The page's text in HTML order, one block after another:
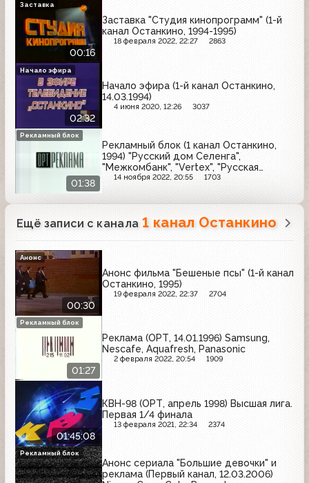
00:16
Заставка "Студия кинопрограмм" (1-й
канал Останкино, 1994-1995)
18 февраля 2022, 22:27 2863
Заставка
02:32
Начало эфира (1-й канал Останкино,
14.03.1994)
4 июня 2020, 12:26 3037
Начало эфира
01:38
Рекламный блок (1 канал Останкино,
1994) "Русский дом Селенга",
"Межкомбанк", "Vertex", "Русская
Недвижимость"
14 ноября 2022, 20:55 1703
Рекламный блок
Ещё записи с канала 1 канал Останкино
00:30
Анонс фильма "Бешеные псы" (1-й канал
Останкино, 1995)
19 февраля 2022, 22:37 2704
Анонс
01:27
Реклама (ОРТ, 14.01.1996) Samsung,
Nescafe, Aquafresh, Panasonic
2 февраля 2022, 20:54 1909
Рекламный блок
01:45:08
КВН-98 (ОРТ, апрель 1998) Высшая лига.
Первая 1/4 финала
13 февраля 2021, 22:34 2374
Анонс сериала "Большие девочки" и
реклама (Первый канал, 12.03.2006)
Рекламный блок